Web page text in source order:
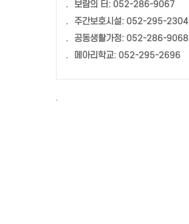
.
보람의 터: 052-286-9067
.
주간보호시설: 052-295-2304
.
공동생활가정: 052-286-9068
.
메아리학교: 052-295-2696
·